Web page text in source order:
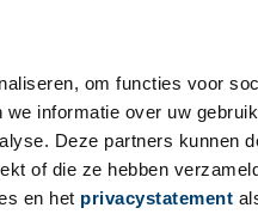
om functies voor
informatie over uw
Deze partners kunnen
of die ze hebben
en het privacystatement